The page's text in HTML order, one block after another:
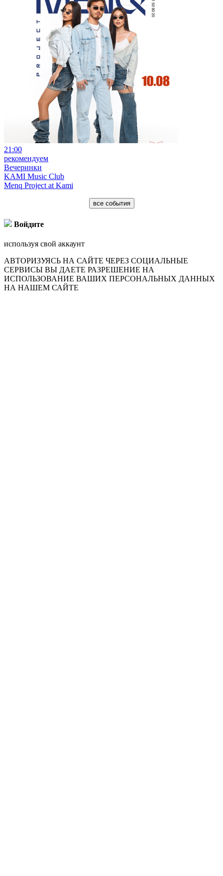
21:00
рекомендуем
Вечеринки
KAMI Music Club
Menq Project at Kami
все события
Войдите
используя свой аккаунт
АВТОРИЗУЯСЬ НА САЙТЕ ЧЕРЕЗ СОЦИАЛЬНЫЕ
СЕРВИСЫ ВЫ ДАЕТЕ РАЗРЕШЕНИЕ НА
ИСПОЛЬЗОВАНИЕ ВАШИХ ПЕРСОНАЛЬНЫХ ДАННЫХ
НА НАШЕМ САЙТЕ